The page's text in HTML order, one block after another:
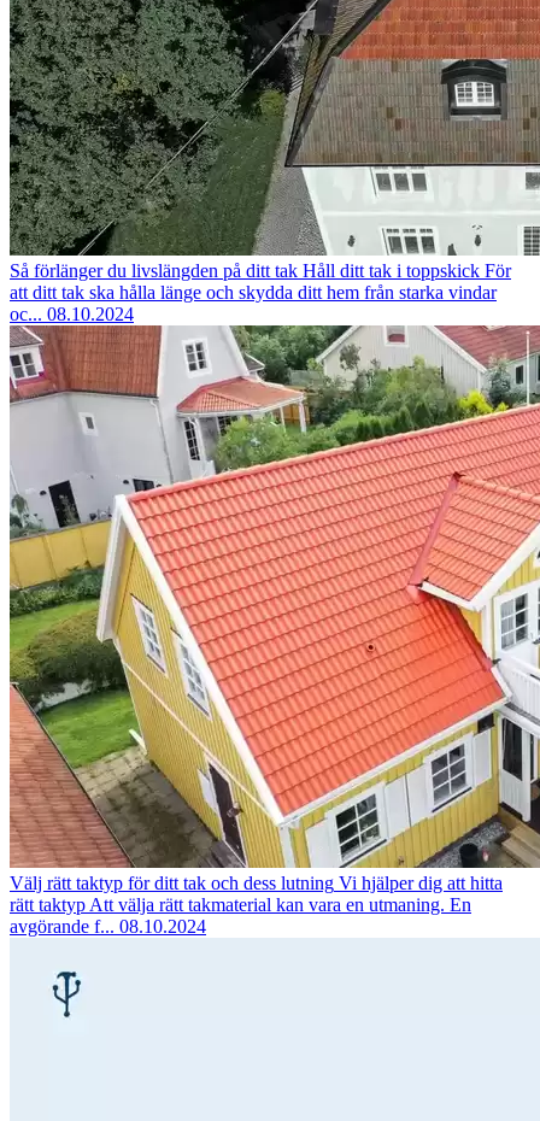
Så förlänger du livslängden på ditt tak Håll ditt tak i toppskick För
att ditt tak ska hålla länge och skydda ditt hem från starka vindar
oc... 08.10.2024
Välj rätt taktyp för ditt tak och dess lutning Vi hjälper dig att hitta
rätt taktyp Att välja rätt takmaterial kan vara en utmaning. En
avgörande f... 08.10.2024